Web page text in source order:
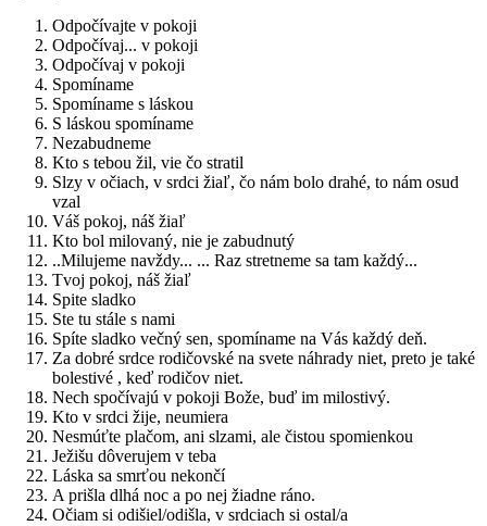
Odpočívajte v pokoji
Odpočívaj... v pokoji
Odpočívaj v pokoji
Spomíname
Spomíname s láskou
S láskou spomíname
Nezabudneme
Kto s tebou žil, vie čo stratil
Slzy v očiach, v srdci žiaľ, čo nám bolo drahé, to nám osud
vzal
Váš pokoj, náš žiaľ
Kto bol milovaný, nie je zabudnutý
..Milujeme navždy... ... Raz stretneme sa tam každý...
Tvoj pokoj, náš žiaľ
Spite sladko
Ste tu stále s nami
Spíte sladko večný sen, spomíname na Vás každý deň.
Za dobré srdce rodičovské na svete náhrady niet, preto je také
bolestivé , keď rodičov niet.
Nech spočívajú v pokoji Bože, buď im milostivý.
Kto v srdci žije, neumiera
Nesmúťte plačom, ani slzami, ale čistou spomienkou
Ježišu dôverujem v teba
Láska sa smrťou nekončí
A prišla dlhá noc a po nej žiadne ráno.
Očiam si odišiel/odišla, v srdciach si ostal/a